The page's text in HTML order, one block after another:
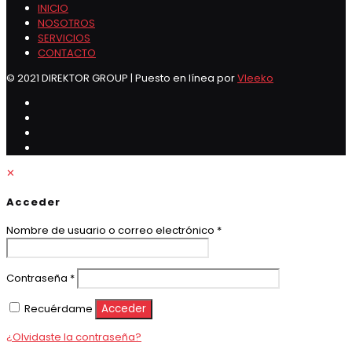
INICIO
NOSOTROS
SERVICIOS
CONTACTO
© 2021 DIREKTOR GROUP | Puesto en línea porVleeko
✕
Acceder
Nombre de usuario o correo electrónico *Obligatorio
Contraseña *Obligatorio
Recuérdame
Acceder
¿Olvidaste la contraseña?